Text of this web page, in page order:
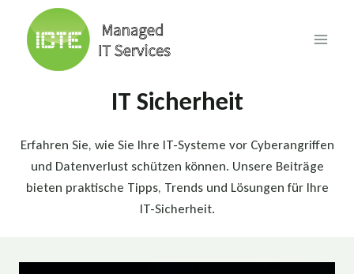
content
IT Sicherheit
Erfahren Sie, wie Sie Ihre IT-Systeme vor Cyberangriffen
und Datenverlust schützen können. Unsere Beiträge
bieten praktische Tipps, Trends und Lösungen für Ihre
IT-Sicherheit.